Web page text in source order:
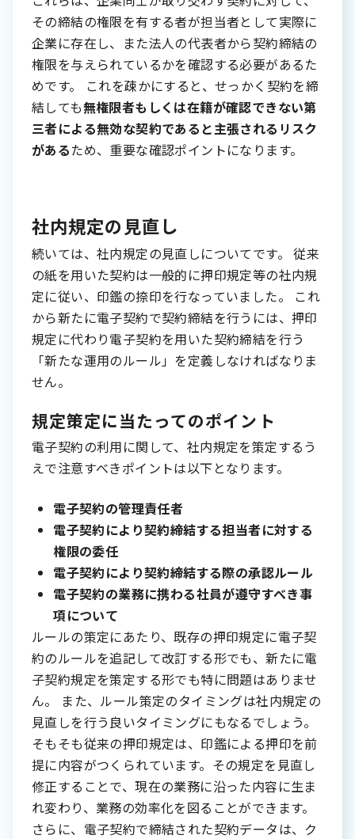
その締結の権限を有する者が担当者として実際に
企業に存在し、また法人の代表者から契約締結の
権限を与えられているかを確認する必要があるた
めです。 これを疎かにすると、せっかく契約を締
結しても無権限者もしくは在籍が確認できない第
三者による無効な契約であると主張されるリスク
があるため、重要な確認ポイントになります。
社内規定の見直し
続いては、社内規定の見直しについてです。 従来
の紙を用いた契約は一般的に押印規定等の社内規
定に従い、印鑑の捺印を行なっていました。 これ
から新たに電子契約で契約締結を行うには、押印
規定に代わり電子契約を用いた契約締結を行う
「新たな運用のルール」を定義しなければなりま
せん。
規定策定に当たってのポイント
電子契約の利用に関して、社内規定を策定するう
えで注意すべきポイントは以下となります。
電子契約の管理責任者
電子契約により契約締結する担当者に対する
権限の委任
電子契約により契約締結する際の承認ルール
電子契約の業務に携わる社員が遵守すべき事
項について
ルールの策定にあたり、既存の押印規定に電子契
約のルールを追記して改訂する形でも、新たに電
子契約規定を策定する形でも特に問題はありませ
ん。 また、ルール策定のタイミングは社内規定の
見直しを行う良いタイミングにもなるでしょう。
そもそも従来の押印規定は、印鑑による押印を前
提に内容がつくられています。その規定を見直し
修正することで、現在の業務に沿った内容に生ま
れ変わり、業務の効率化を図ることができます。
さらに、電子契約で締結された契約データは、ク